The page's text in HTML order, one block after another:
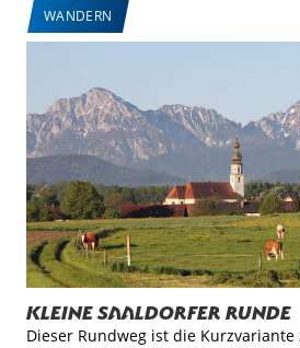
WANDERN
Kleine Saaldorfer Runde
Dieser Rundweg ist die Kurzvariante